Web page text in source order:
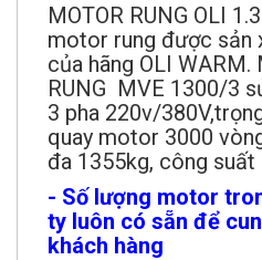
MOTOR RUNG OLI
motor rung được sản
của hãng OLI WARM.
RUNG MVE 1300/3
3 pha 220v/
quay motor 3000
đa 1355kg, công suất
- Số lượng motor
ty luôn có sẵn để
khách hàng